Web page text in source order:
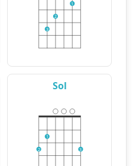
3
2
1
Sol
2
1
3